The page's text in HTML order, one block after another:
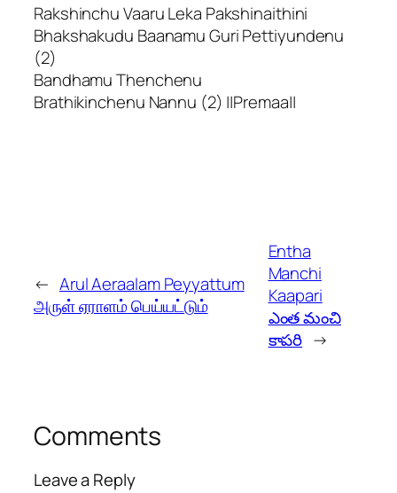
Rakshinchu Vaaru Leka Pakshinaithini
Bhakshakudu Baanamu Guri Pettiyundenu
(2)
Bandhamu Thenchenu
Brathikinchenu Nannu (2) ||Premaa||
← Arul Aeraalam Peyyattum
அருள் ஏராளம் பெய்யட்டும்
Entha
Manchi
Kaapari
ఎంత మంచి
కాపరి →
Comments
Leave a Reply